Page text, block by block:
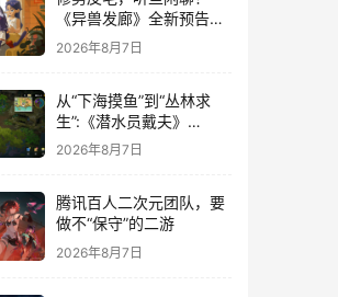
《异兽发廊》全新预告与
Steam免费试玩公开
2026年8月7日
从“下海摸鱼”到“丛林求
生”:《潜水员戴夫》
DLC《丛林》移动端定档
2026年8月7日
腾讯百人二次元团队，要
做不“保守”的二游
2026年8月7日